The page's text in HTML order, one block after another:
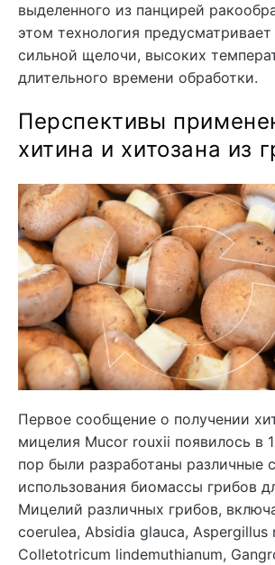
выделенного из панцирей
этом технология
сильной щелочи, высоких
длительного времени обработки.
Перспективы
хитина и хитозана из
Первое сообщение о получении
мицелия Mucor rouxii появилось в
пор были разработаны различные
использования биомассы грибов
Мицелий различных грибов,
coerulea, Absidia glauca, Aspergillus
Colletotricum lindemuthianum,